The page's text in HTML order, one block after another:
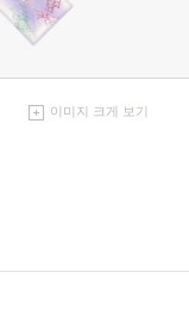
이미지 크게 보기